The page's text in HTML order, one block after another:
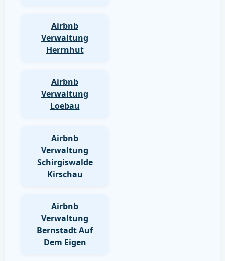
Airbnb
Verwaltung
Herrnhut
Airbnb
Verwaltung
Loebau
Airbnb
Verwaltung
Schirgiswalde
Kirschau
Airbnb
Verwaltung
Bernstadt Auf
Dem Eigen